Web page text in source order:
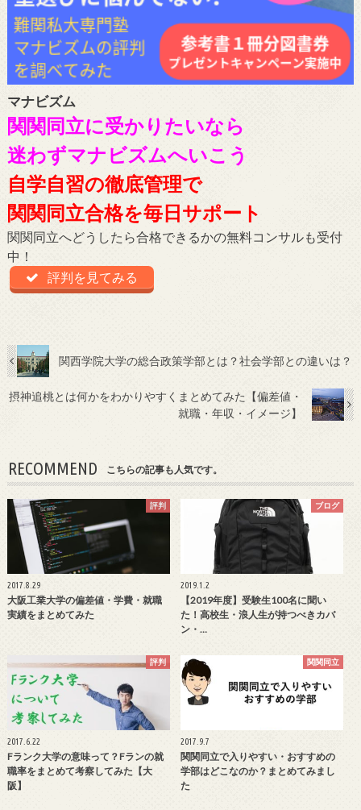
マナビズム
関関同立に受かりたいなら
迷わずマナビズムへいこう
自学自習の徹底管理で
関関同立合格を毎日サポート
関関同立へどうしたら合格できるかの無料コンサルも受付
中！
評判を見てみる
関西学院大学の総合政策学部とは？社会学部との違いは？
摂神追桃とは何かをわかりやすくまとめてみた【偏差値・
就職・年収・イメージ】
RECOMMEND こちらの記事も人気です。
評判
2017.8.29
大阪工業大学の偏差値・学費・就職
実績をまとめてみた
ブログ
2019.1.2
【2019年度】受験生100名に聞い
た！高校生・浪人生が持つべきカバ
ン・…
評判
2017.6.22
Fランク大学の意味って？Fランの就
職率をまとめて考察してみた【大
阪】
関関同立
2017.9.7
関関同立で入りやすい・おすすめの
学部はどこなのか？まとめてみまし
た